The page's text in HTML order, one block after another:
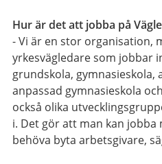
Hur är det att jobba på
- Vi är en stor organisation,
yrkesvägledare som jobbar
grundskola, gymnasieskola,
anpassad gymnasieskola
också olika
i. Det gör att man kan
behöva byta arbetsgivare,